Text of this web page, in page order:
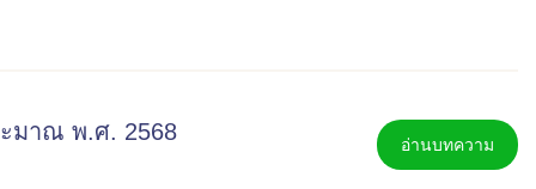
มาณ พ.ศ. 2568 อ่านบทความ